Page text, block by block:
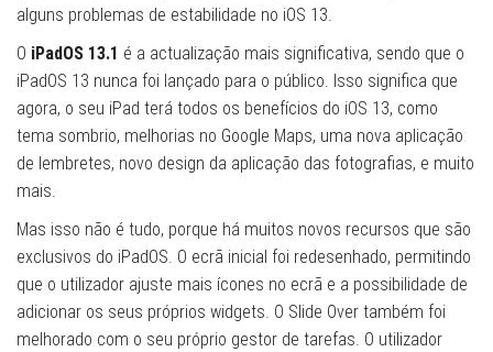
alguns problemas de estabilidade no iOS 13.
O iPadOS 13.1 é a actualização mais significativa, sendo que o
iPadOS 13 nunca foi lançado para o público. Isso significa que
agora, o seu iPad terá todos os benefícios do iOS 13, como
tema sombrio, melhorias no Google Maps, uma nova aplicação
de lembretes, novo design da aplicação das fotografias, e muito
mais.
Mas isso não é tudo, porque há muitos novos recursos que são
exclusivos do iPadOS. O ecrã inicial foi redesenhado, permitindo
que o utilizador ajuste mais ícones no ecrã e a possibilidade de
adicionar os seus próprios widgets. O Slide Over também foi
melhorado com o seu próprio gestor de tarefas. O utilizador